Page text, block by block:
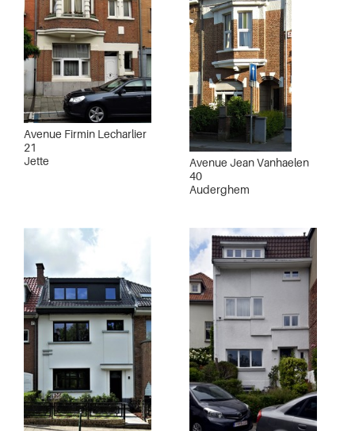
Avenue Firmin Lecharlier
21
Jette
Avenue Jean Vanhaelen
40
Auderghem